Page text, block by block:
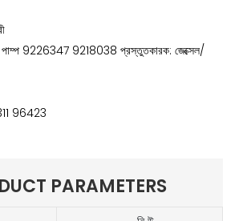
পাম্প 9226347 9218038 প্রস্তুতকারক: জেক্সেল/
96423
PARAMETERS